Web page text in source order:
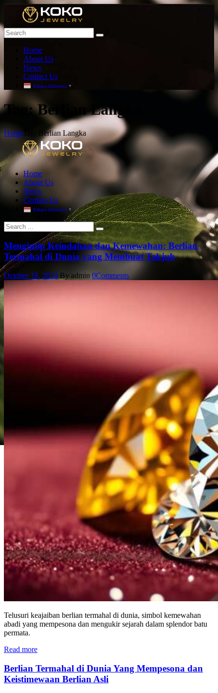
Home
About Us
News
Contact Us
Bahasa Indonesia ▼
T ag: Berlian Langka
Home Tag: Berlian Langka
Home
About Us
News
Contact Us
Bahasa Indonesia ▼
Mengintip Keindahan dan Kemewahan: Berlian
Termahal di Dunia yang Membuat Takjub
October 18, 2024 By admin 0Comments
Telusuri keajaiban berlian termahal di dunia, simbol kemewahan
abadi yang mempesona dan mengukir sejarah dalam splendor batu
permata.
Read more
Berlian Termahal di Dunia Yang Mempesona dan
Keistimewaan Berlian Asli